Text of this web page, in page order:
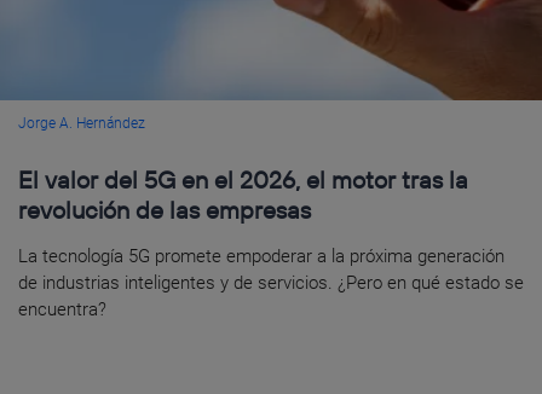
Jorge A. Hernández
El valor del 5G en el 2026, el motor tras la
revolución de las empresas
La tecnología 5G promete empoderar a la próxima generación
de industrias inteligentes y de servicios. ¿Pero en qué estado se
encuentra?